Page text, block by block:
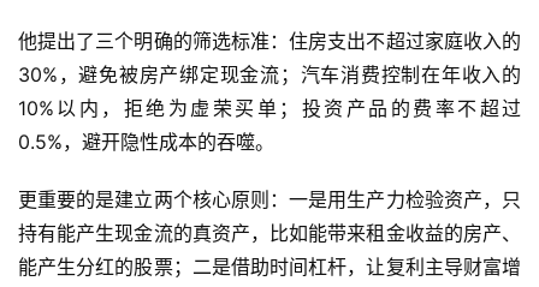
服
务
项
A
I
登录 注册
他提出了三个明确的筛选标准：住房支出不超过家庭收入的
30%，避免被房产绑定现金流；汽车消费控制在年收入的
10%以内，拒绝为虚荣买单；投资产品的费率不超过
0.5%，避开隐性成本的吞噬。
更重要的是建立两个核心原则：一是用生产力检验资产，只
持有能产生现金流的真资产，比如能带来租金收益的房产、
能产生分红的股票；二是借助时间杠杆，让复利主导财富增